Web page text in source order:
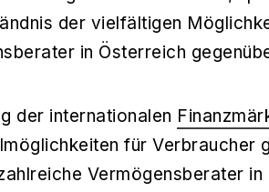
der vielfältigen
in Österreich
der internationalen
für Verbraucher
Vermögensberater